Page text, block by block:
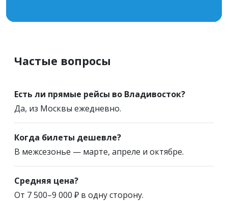
Частые вопросы
Есть ли прямые рейсы во Владивосток?
Да, из Москвы ежедневно.
Когда билеты дешевле?
В межсезонье — марте, апреле и октябре.
Средняя цена?
От 7 500–9 000 ₽ в одну сторону.